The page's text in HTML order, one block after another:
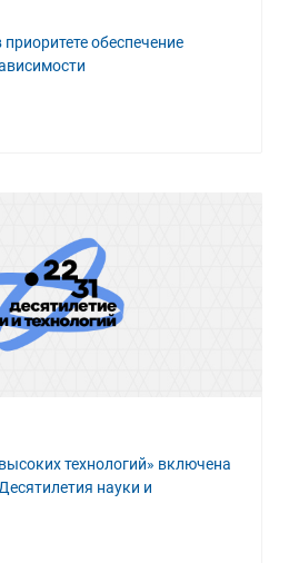
обеспечение
технологий» включена
науки и